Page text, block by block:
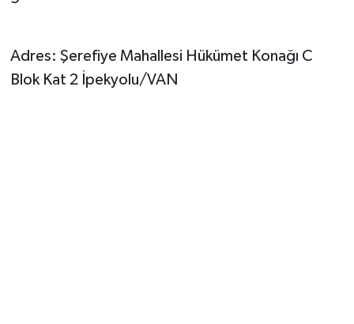
Adres: Şerefiye Mahallesi Hükümet Konağı C
Blok Kat 2 İpekyolu/VAN